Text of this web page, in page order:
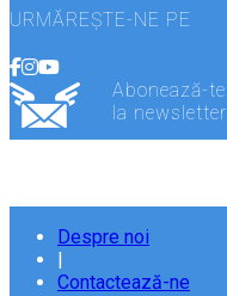
URMĂREȘTE-NE PE
Abonează-te
la newsletter
Despre noi
Contactează-ne